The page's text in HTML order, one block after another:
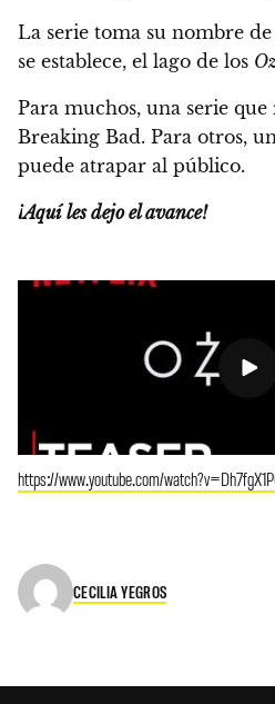
La serie toma su nombre
se establece, el lago de los
Para muchos, una serie
Breaking Bad. Para otros,
puede atrapar al público.
¡Aquí les dejo el avance!
https://www.youtube.com/
CECILIA YEGROS